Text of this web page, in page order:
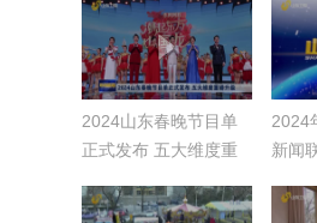
2024山东春晚节目单
正式发布 五大维度重
2024
新闻